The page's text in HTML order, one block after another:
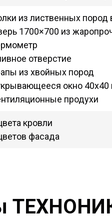
из лиственных пород
1700×700 из
отверстие
из хвойных пород
окно 40х40
продухи
кровли
фасада